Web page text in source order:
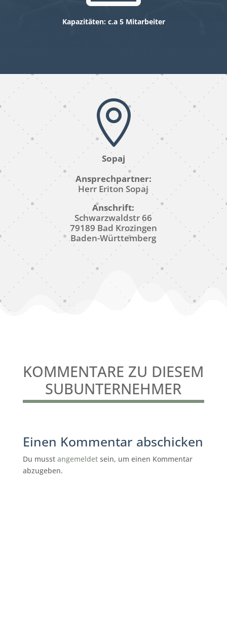
Kapazitäten: c.a 5 Mitarbeiter

Sopaj
Ansprechpartner:
Herr Eriton Sopaj
Anschrift:
Schwarzwaldstr 66
79189 Bad Krozingen
Baden-Württemberg
KOMMENTARE ZU DIESEM
SUBUNTERNEHMER
Einen Kommentar abschicken
Du musst angemeldetsein, um einen Kommentar
abzugeben.